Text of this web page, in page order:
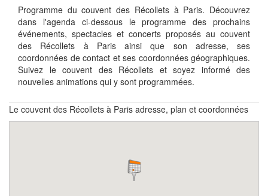
Programme du couvent des Récollets à Paris. Découvrez
dans l'agenda ci-dessous le programme des prochains
événements, spectacles et concerts proposés au couvent
des Récollets à Paris ainsi que son adresse, ses
coordonnées de contact et ses coordonnées géographiques.
Suivez le couvent des Récollets et soyez informé des
nouvelles animations qui y sont programmées.
Le couvent des Récollets à Paris adresse, plan et coordonnées